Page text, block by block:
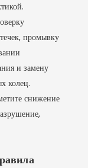
промывку
и замену
колец.
снижение